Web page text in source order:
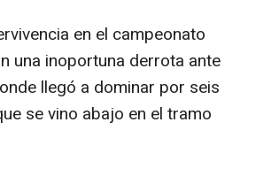
en el campeonato
una inoportuna derrota ante
llegó a dominar por seis
se vino abajo en el tramo